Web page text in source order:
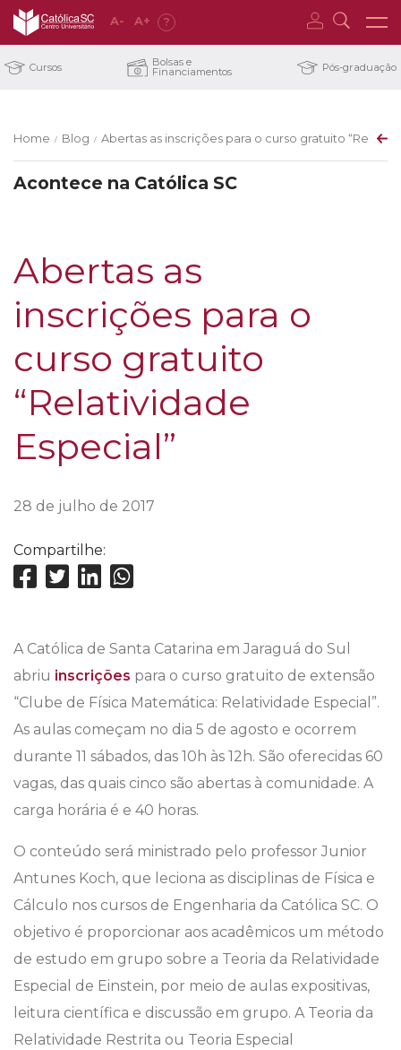
A- A+ ?
Cursos Bolsas e
Financiamentos Pós-graduação
Home / Blog / Abertas as inscrições para o curso gratuito
Acontece na Católica SC
Abertas as
inscrições para o
curso gratuito
“Relatividade
Especial”
28 de julho de 2017
Compartilhe:
A Católica de Santa Catarina em Jaraguá do Sul
abriu inscrições para o curso gratuito de extensão
“Clube de Física Matemática: Relatividade Especial”.
As aulas começam no dia 5 de agosto e ocorrem
durante 11 sábados, das 10h às 12h. São oferecidas 60
vagas, das quais cinco são abertas à comunidade. A
carga horária é e 40 horas.
O conteúdo será ministrado pelo professor Junior
Antunes Koch, que leciona as disciplinas de Física e
Cálculo nos cursos de Engenharia da Católica SC. O
objetivo é proporcionar aos acadêmicos um método
de estudo em grupo sobre a Teoria da Relatividade
Especial de Einstein, por meio de aulas expositivas,
leitura científica e discussão em grupo. A Teoria da
Relatividade Restrita ou Teoria Especial